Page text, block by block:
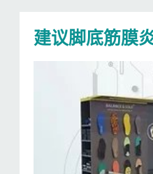
建议脚底筋膜